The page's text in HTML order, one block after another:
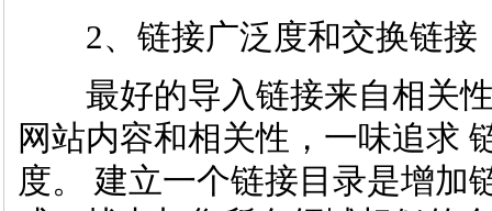
2、链接广泛度和交换链接
最好的导入链接来自相关性
网站内容和相关性，一味追求
度。 建立一个链接目录是增加